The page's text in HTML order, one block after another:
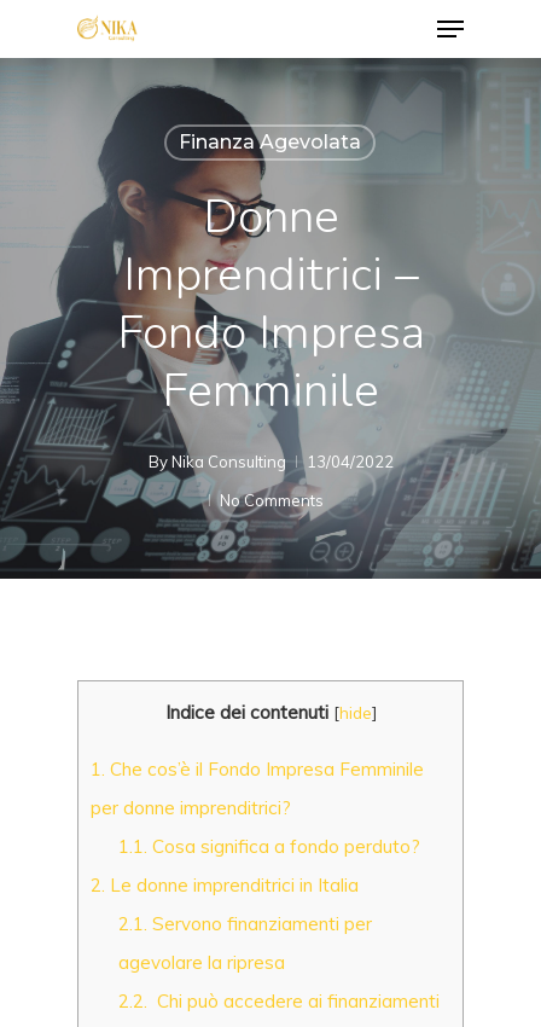
to
Menu
Finanza Agevolata
Donne
Imprenditrici –
Fondo Impresa
Femminile
By Nika Consulting
13/04/2022
No Comments
Indice dei contenuti [hide]
1. Che cos’è il Fondo Impresa Femminile
per donne imprenditrici?
1.1. Cosa significa a fondo perduto?
2. Le donne imprenditrici in Italia
2.1. Servono finanziamenti per
agevolare la ripresa
2.2. Chi può accedere ai finanziamenti